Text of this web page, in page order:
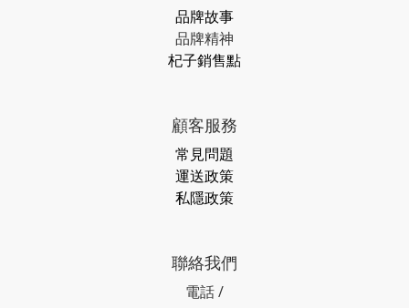
品牌故事
品牌精神
杞子銷售點
顧客服務
常見問題
運送政策
私隱政策
聯絡我們
電話 /